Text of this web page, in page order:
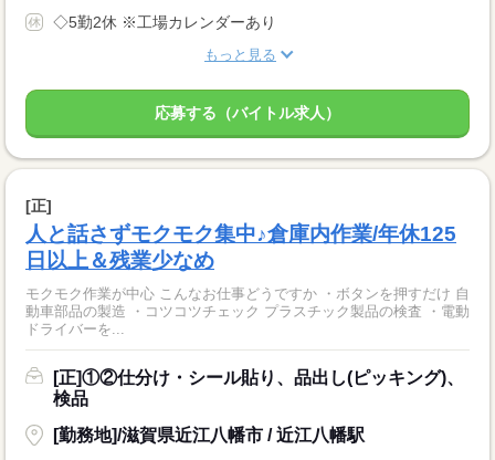
◇5勤2休 ※工場カレンダーあり
もっと見る
応募する（バイトル求人）
[正]
人と話さずモクモク集中♪倉庫内作業/年休125
日以上＆残業少なめ
モクモク作業が中心 こんなお仕事どうですか ・ボタンを押すだけ 自
動車部品の製造 ・コツコツチェック プラスチック製品の検査 ・電動
ドライバーを...
[正]①②仕分け・シール貼り、品出し(ピッキング)、
検品
[勤務地]/滋賀県近江八幡市 / 近江八幡駅